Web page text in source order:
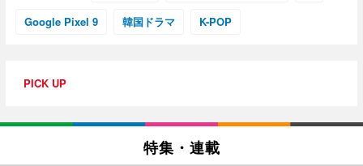
Google Pixel 9 韓国ドラマ K-POP
PICK UP
特集・連載